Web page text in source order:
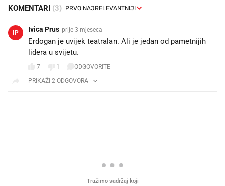
KOMENTARI (3)
IP Ivica Prus prije 3 mjeseca
Erdogan je uvijek teatralan. Ali je jedan od pametnijih
lidera u svijetu.
7 1
ODGOVORITE
PRIKAŽI 2 ODGOVORA